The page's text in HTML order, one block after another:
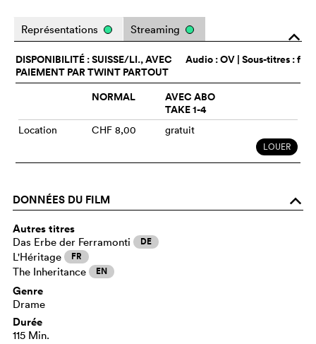
o
Représentations Streaming
Audio :OV | Sous-titres : f
DISPONIBILITÉ : SUISSE/LI., AVEC
PAIEMENT PAR TWINT PARTOUT
NORMAL
AVEC ABO
TAKE 1-4
Location CHF 8,00 gratuit
LOUER
DONNÉES DU FILM o
Autres titres
Das Erbe der Ferramonti DE
L'Héritage FR
The Inheritance EN
Genre
Drame
Durée
115 Min.